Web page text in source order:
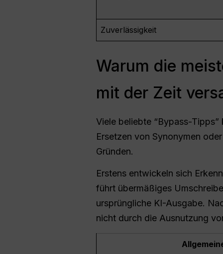
Zuverlässigkeit
Warum die
mit der Zeit
Viele beliebte “Bypass-
Ersetzen von Synonymen
Gründen.
Erstens entwickeln sich
führt übermäßiges
ursprüngliche KI-Ausgabe.
nicht durch die Ausnutzung